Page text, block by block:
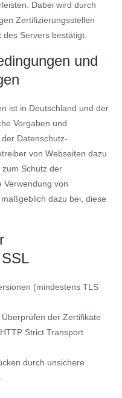
Dabei wird durch
Zertifizierungsstellen
des Servers bestätigt.
und
ist in Deutschland und der
Vorgaben und
Datenschutz-
von Webseiten dazu
Schutz der
Verwendung von
dazu bei, diese
(mindestens TLS
der Zertifikate
Strict Transport
durch unsichere